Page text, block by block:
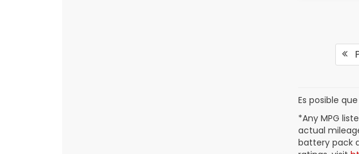
Es posible
*Any MPG
actual
battery pack